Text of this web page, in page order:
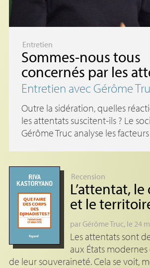
Entretien
Sommes-nous tous
concernés par les
Entretien avec Gérôme
Outre la sidération, quelles
les attentats suscitent-ils ? Le
Gérôme Truc analyse les
Recension
L’attentat,
et le
parGérôme Truc, le 24
Les attentats sont
aux États modernes
de leur souveraineté. Cela se voit,